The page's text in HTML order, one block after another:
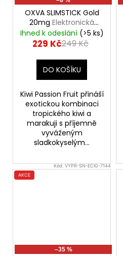
OXVA SLIMSTICK Gold
20mg Elektronická
cigareta 1500mAh
Ihned k odeslání (>5 ks)
229 Kč249 Kč
DO KOŠÍKU
Kiwi Passion Fruit přináší
exotickou kombinaci
tropického kiwi a
marakuji s příjemně
vyváženým
sladkokyselým...
Kód:VYPR-SN-ECIG-7144
AKCE
–35 %